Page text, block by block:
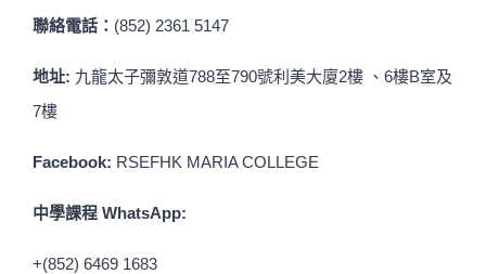
聯絡電話： (852) 2361 5147
地址: 九龍太子彌敦道788至790號利美大廈2樓 、6樓B室及
7樓
Facebook: RSEFHK MARIA COLLEGE
中學課程 WhatsApp:
+(852) 6469 1683